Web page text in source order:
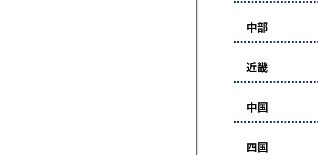
中部
近畿
中国
四国